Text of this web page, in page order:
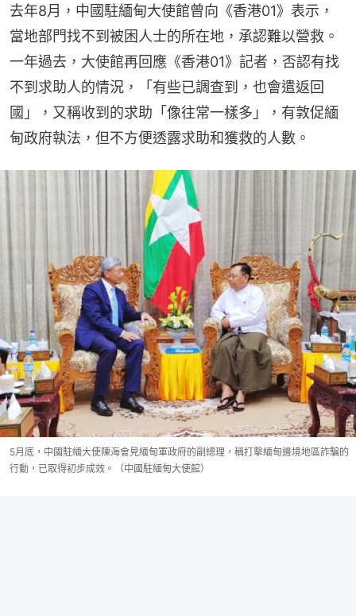
去年8月，中國駐緬甸大使館曾向《香港01》表示，
當地部門找不到被困人士的所在地，承認難以營救。
一年過去，大使館再回應《香港01》記者，否認有找
不到求助人的情況，「有些已調查到，也會遣返回
國」，又稱收到的求助「像往常一樣多」，有敦促緬
甸政府執法，但不方便透露求助和獲救的人數。
5月底，中國駐緬大使陳海會見緬甸軍政府的副總理，稱打擊緬甸邊境地區詐騙的
行動，已取得初步成效。（中國駐緬甸大使館）